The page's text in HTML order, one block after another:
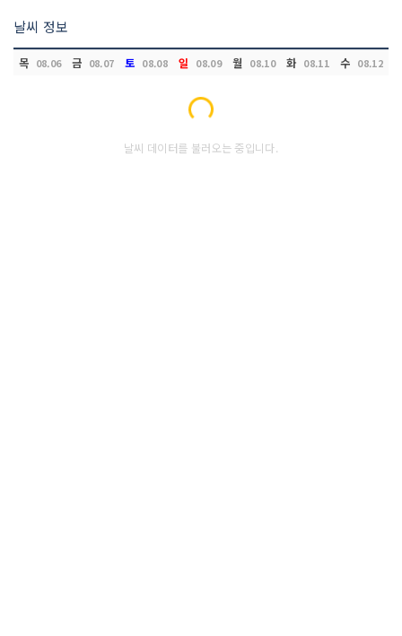
날씨 정보
목 08.06 금 08.07 토 08.08 일 08.09 월 08.10 화 08.11 수 08.12
Loading...
날씨 데이터를 불러오는 중입니다.